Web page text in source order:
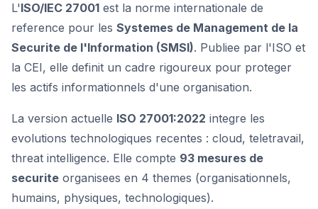
L'ISO/IEC 27001 est la norme internationale de
reference pour les Systemes de Management de la
Securite de l'Information (SMSI). Publiee par l'ISO et
la CEI, elle definit un cadre rigoureux pour proteger
les actifs informationnels d'une organisation.
La version actuelle ISO 27001:2022 integre les
evolutions technologiques recentes : cloud, teletravail,
threat intelligence. Elle compte 93 mesures de
securite organisees en 4 themes (organisationnels,
humains, physiques, technologiques).